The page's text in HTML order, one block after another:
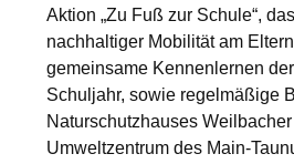
Aktion „Zu Fuß zur Schule“,
nachhaltiger Mobilität am
gemeinsame Kennenlernen
Schuljahr, sowie regelmäßige
Naturschutzhauses
Umweltzentrum des Main-